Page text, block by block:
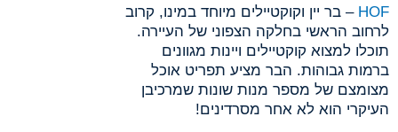
HOF – בר יין וקוקטיילים מיוחד במינו, קרוב
לרחוב הראשי בחלקה הצפוני של העיירה.
תוכלו למצוא קוקטיילים ויינות מגוונים
ברמות גבוהות. הבר מציע תפריט אוכל
מצומצם של מספר מנות שונות שמרכיבן
העיקרי הוא לא אחר מסרדינים!